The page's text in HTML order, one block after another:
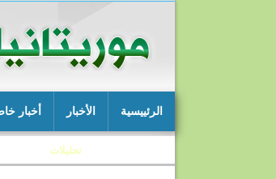
الرئييسية الأخبار أخبار
تحليلات